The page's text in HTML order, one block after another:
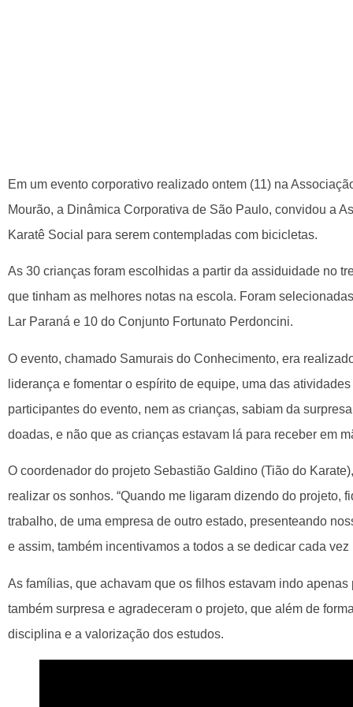
Em um evento corporativo realizado ontem (11) na
Mourão, a Dinâmica Corporativa de São Paulo, convidou a
Karatê Social para serem contempladas com bicicletas.
As 30 crianças foram escolhidas a partir da assiduidade no
que tinham as melhores notas na escola. Foram
Lar Paraná e 10 do Conjunto Fortunato Perdoncini.
O evento, chamado Samurais do Conhecimento, era
liderança e fomentar o espírito de equipe, uma das
participantes do evento, nem as crianças, sabiam da
doadas, e não que as crianças estavam lá para receber em
O coordenador do projeto Sebastião Galdino (Tião do
realizar os sonhos. “Quando me ligaram dizendo do projeto,
trabalho, de uma empresa de outro estado, presenteando
e assim, também incentivamos a todos a se dedicar cada
As famílias, que achavam que os filhos estavam indo
também surpresa e agradeceram o projeto, que além de
disciplina e a valorização dos estudos.